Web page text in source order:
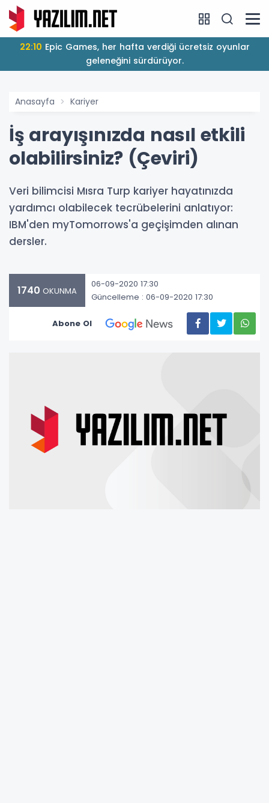
22:10
geleneğini sürdürüyor.
Anasayfa Kariyer
İş arayışınızda nasıl etkili
olabilirsiniz? (Çeviri)
Veri bilimcisi Mısra Turp kariyer hayatınızda
yardımcı olabilecek tecrübelerini anlatıyor:
IBM'den myTomorrows'a geçişimden alınan
dersler.
1740 OKUNMA
06-09-2020 17:30
Güncelleme : 06-09-2020 17:30
Abone Ol